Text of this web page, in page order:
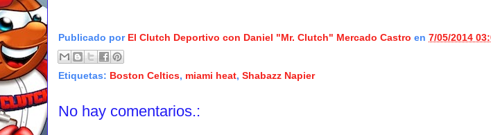
Publicado por El Clutch Deportivo con Daniel "Mr. Clutch" Mercado Castro en 7/05/2014
Etiquetas: Boston Celtics, miami heat, Shabazz Napier
No hay comentarios.: